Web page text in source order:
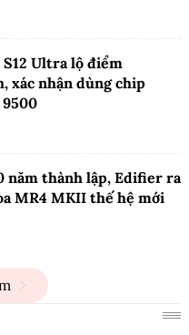
S12 Ultra lộ điểm
xác nhận dùng chip
năm thành lập, Edifier ra
MR4 MKII thế hệ mới